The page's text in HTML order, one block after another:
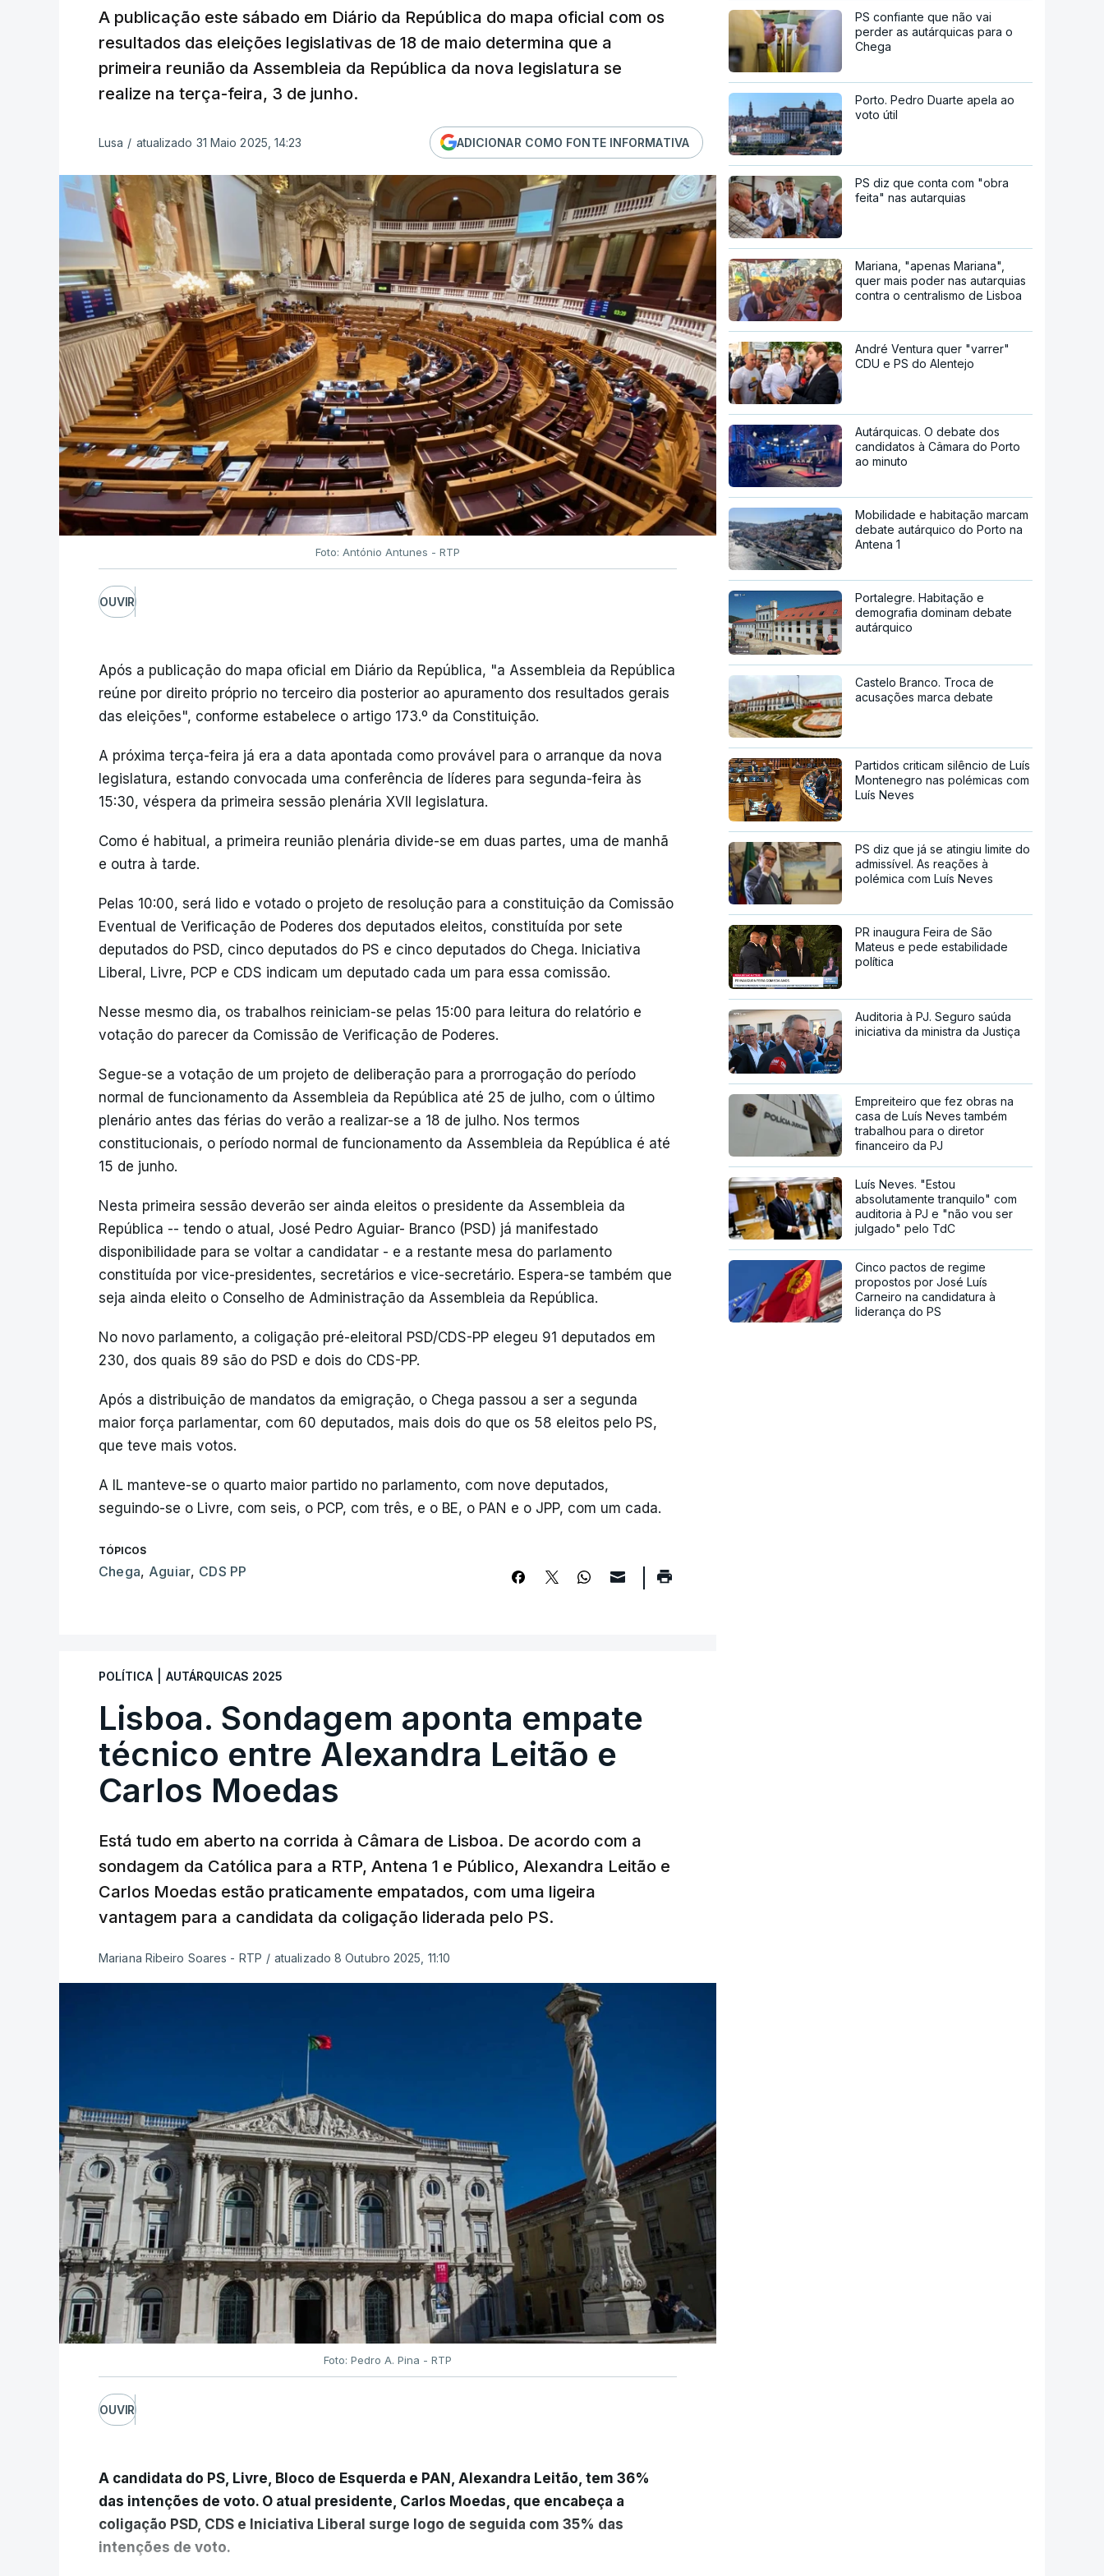
A publicação este sábado em Diário da República do mapa oficial com os
resultados das eleições legislativas de 18 de maio determina que a
primeira reunião da Assembleia da República da nova legislatura se
realize na terça-feira, 3 de junho.
Lusa / atualizado 31 Maio 2025, 14:23 ADICIONAR COMO FONTE INFORMATIVA
Foto: António Antunes - RTP
OUVIR
Após a publicação do mapa oficial em Diário da República, "a Assembleia da República
reúne por direito próprio no terceiro dia posterior ao apuramento dos resultados gerais
das eleições", conforme estabelece o artigo 173.º da Constituição.
A próxima terça-feira já era a data apontada como provável para o arranque da nova
legislatura, estando convocada uma conferência de líderes para segunda-feira às
15:30, véspera da primeira sessão plenária XVII legislatura.
Como é habitual, a primeira reunião plenária divide-se em duas partes, uma de manhã
e outra à tarde.
Pelas 10:00, será lido e votado o projeto de resolução para a constituição da Comissão
Eventual de Verificação de Poderes dos deputados eleitos, constituída por sete
deputados do PSD, cinco deputados do PS e cinco deputados do Chega. Iniciativa
Liberal, Livre, PCP e CDS indicam um deputado cada um para essa comissão.
Nesse mesmo dia, os trabalhos reiniciam-se pelas 15:00 para leitura do relatório e
votação do parecer da Comissão de Verificação de Poderes.
Segue-se a votação de um projeto de deliberação para a prorrogação do período
normal de funcionamento da Assembleia da República até 25 de julho, com o último
plenário antes das férias do verão a realizar-se a 18 de julho. Nos termos
constitucionais, o período normal de funcionamento da Assembleia da República é até
15 de junho.
Nesta primeira sessão deverão ser ainda eleitos o presidente da Assembleia da
República -- tendo o atual, José Pedro Aguiar- Branco (PSD) já manifestado
disponibilidade para se voltar a candidatar - e a restante mesa do parlamento
constituída por vice-presidentes, secretários e vice-secretário. Espera-se também que
seja ainda eleito o Conselho de Administração da Assembleia da República.
No novo parlamento, a coligação pré-eleitoral PSD/CDS-PP elegeu 91 deputados em
230, dos quais 89 são do PSD e dois do CDS-PP.
Após a distribuição de mandatos da emigração, o Chega passou a ser a segunda
maior força parlamentar, com 60 deputados, mais dois do que os 58 eleitos pelo PS,
que teve mais votos.
A IL manteve-se o quarto maior partido no parlamento, com nove deputados,
seguindo-se o Livre, com seis, o PCP, com três, e o BE, o PAN e o JPP, com um cada.
TÓPICOS
Chega, Aguiar, CDS PP
POLÍTICA AUTÁRQUICAS 2025
Lisboa. Sondagem aponta empate
técnico entre Alexandra Leitão e
Carlos Moedas
Está tudo em aberto na corrida à Câmara de Lisboa. De acordo com a
sondagem da Católica para a RTP, Antena 1 e Público, Alexandra Leitão e
Carlos Moedas estão praticamente empatados, com uma ligeira
vantagem para a candidata da coligação liderada pelo PS.
Mariana Ribeiro Soares - RTP / atualizado 8 Outubro 2025, 11:10
Foto: Pedro A. Pina - RTP
OUVIR
A candidata do PS, Livre, Bloco de Esquerda e PAN, Alexandra Leitão, tem 36%
das intenções de voto. O atual presidente, Carlos Moedas, que encabeça a
coligação PSD, CDS e Iniciativa Liberal surge logo de seguida com 35% das
intenções de voto.
PS confiante que não vai
perder as autárquicas para o
Chega
Porto. Pedro Duarte apela ao
voto útil
PS diz que conta com "obra
feita" nas autarquias
Mariana, "apenas Mariana",
quer mais poder nas autarquias
contra o centralismo de Lisboa
André Ventura quer "varrer"
CDU e PS do Alentejo
Autárquicas. O debate dos
candidatos à Câmara do Porto
ao minuto
Mobilidade e habitação marcam
debate autárquico do Porto na
Antena 1
Portalegre. Habitação e
demografia dominam debate
autárquico
Castelo Branco. Troca de
acusações marca debate
Partidos criticam silêncio de Luís
Montenegro nas polémicas com
Luís Neves
PS diz que já se atingiu limite do
admissível. As reações à
polémica com Luís Neves
PR inaugura Feira de São
Mateus e pede estabilidade
política
Auditoria à PJ. Seguro saúda
iniciativa da ministra da Justiça
Empreiteiro que fez obras na
casa de Luís Neves também
trabalhou para o diretor
financeiro da PJ
Luís Neves. "Estou
absolutamente tranquilo" com
auditoria à PJ e "não vou ser
julgado" pelo TdC
Cinco pactos de regime
propostos por José Luís
Carneiro na candidatura à
liderança do PS